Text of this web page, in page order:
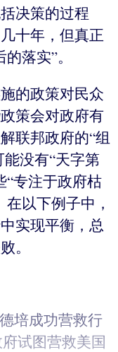
决策的过程
十年，但真正
落实”。
的政策对民众
策会对政府有
联邦政府的“组
没有“天字第
“专注于政府枯
以下例子中，
实现平衡，总
。
培成功营救行
试图营救美国